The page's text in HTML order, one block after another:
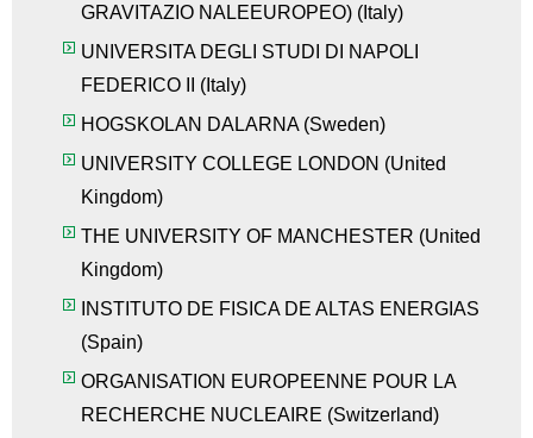
GRAVITAZIO NALEEUROPEO) ( Italy)
UNIVERSITA DEGLI STUDI DI NAPOLI
FEDERICO II
( Italy)
HOGSKOLAN DALARNA(Sweden)
UNIVERSITY COLLEGE LONDON (United
Kingdom)
THE UNIVERSITY OF MANCHESTER (United
Kingdom)
INSTITUTO DE FISICA DE ALTAS ENERGIAS
(Spain)
ORGANISATION EUROPEENNE POUR LA
RECHERCHE NUCLEAIRE (Switzerland)